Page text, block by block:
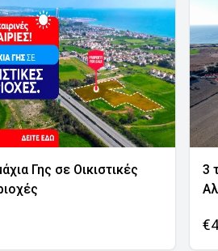
Γης σε Οικιστικές
3